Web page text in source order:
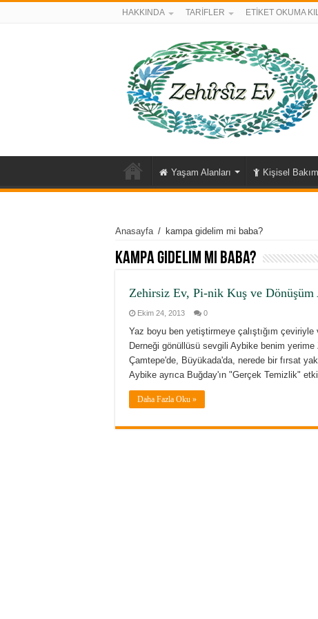
HAKKINDA TARİFLER ETİKET OKUMA
Yaşam Alanları Kişisel Bakım
Anasayfa / kampa gidelim mi baba?
kampa gidelim mi baba?
Zehirsiz Ev, Pi-nik Kuş ve
Ekim 24, 2013 0
Yaz boyu ben yetiştirmeye çalıştığım
Derneği gönüllüsü sevgili Aybike benim
Çamtepe'de, Büyükada'da, nerede bir fırsat
Aybike ayrıca Buğday'ın "Gerçek Temizlik"
Daha Fazla Oku »